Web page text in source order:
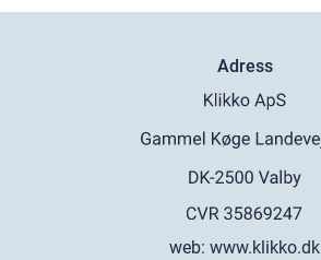
Adress
web: www.klikko.dk